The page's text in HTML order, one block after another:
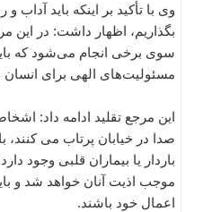
وی با تأکید بر اینکه باید آداب و
بگذاریم، اظهار داشت: در این
سوی برخی انجام می‌شود که
مسئولیت‌های الهی برای انسان
این مرجع تقلید ادامه داد:
صدا در خیابان پرتاب می کنند،
باردار یا بیماران قلبی وجود
موجب اذیت آنان خواهد شد و
اعمال خود باشند.